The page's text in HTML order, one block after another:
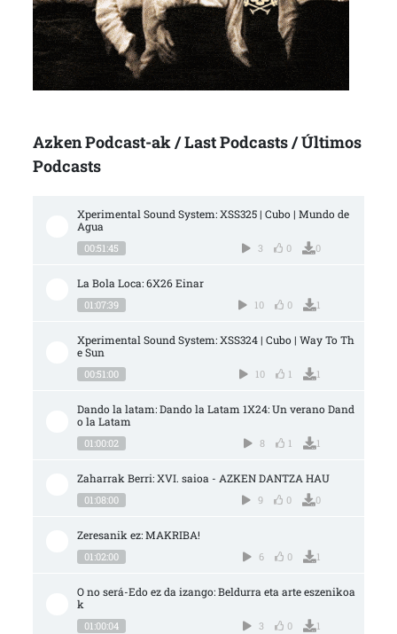
Azken Podcast-ak / Last Podcasts / Últimos
Podcasts
Xperimental Sound System: XSS325 | Cubo | Mundo de
Agua
00:51:45 3 0 0
La Bola Loca: 6X26 Einar
01:07:39 10 0 1
Xperimental Sound System: XSS324 | Cubo | Way To Th
e Sun
00:51:00 10 1 1
Dando la latam: Dando la Latam 1X24: Un verano Dand
o la Latam
01:00:02 8 1 1
Zaharrak Berri: XVI. saioa - AZKEN DANTZA HAU
01:08:00 9 0 0
Zeresanik ez: MAKRIBA!
01:02:00 6 0 1
O no será-Edo ez da izango: Beldurra eta arte eszenikoa
k
01:00:04 3 0 1